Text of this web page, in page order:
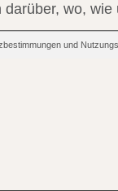
wo,
und